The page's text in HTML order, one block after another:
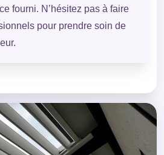
fourni. N’hésitez pas à faire
pour prendre soin de